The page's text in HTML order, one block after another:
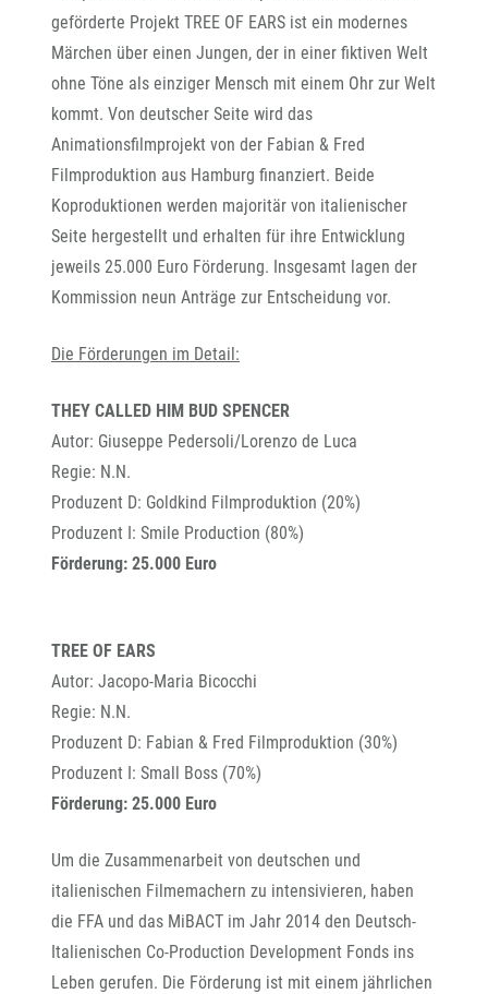
geförderte Projekt TREE OF EARS ist ein modernes
Märchen über einen Jungen, der in einer fiktiven Welt
ohne Töne als einziger Mensch mit einem Ohr zur Welt
kommt. Von deutscher Seite wird das
Animationsfilmprojekt von der Fabian & Fred
Filmproduktion aus Hamburg finanziert. Beide
Koproduktionen werden majoritär von italienischer
Seite hergestellt und erhalten für ihre Entwicklung
jeweils 25.000 Euro Förderung. Insgesamt lagen der
Kommission neun Anträge zur Entscheidung vor.
Die Förderungen im Detail:
THEY CALLED HIM BUD SPENCER
Autor: Giuseppe Pedersoli/Lorenzo de Luca
Regie: N.N.
Produzent D: Goldkind Filmproduktion (20%)
Produzent I: Smile Production (80%)
Förderung: 25.000 Euro
TREE OF EARS
Autor: Jacopo-Maria Bicocchi
Regie: N.N.
Produzent D: Fabian & Fred Filmproduktion (30%)
Produzent I: Small Boss (70%)
Förderung: 25.000 Euro
Um die Zusammenarbeit von deutschen und
italienischen Filmemachern zu intensivieren, haben
die FFA und das MiBACT im Jahr 2014 den Deutsch-
Italienischen Co-Production Development Fonds ins
Leben gerufen. Die Förderung ist mit einem jährlichen